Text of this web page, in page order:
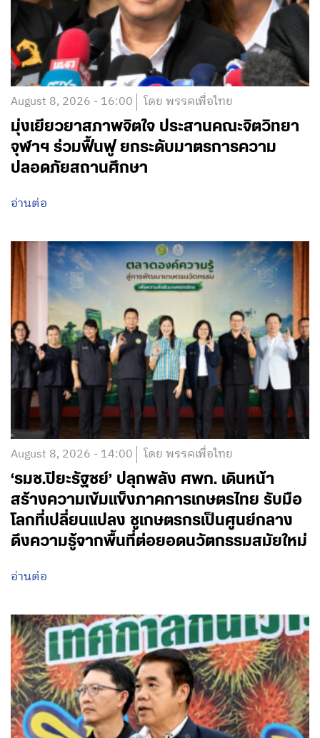
August 8, 2026 - 16:00 โดย พรรคเพื่อไทย
มุ่งเยียวยาสภาพจิตใจ ประสานคณะจิตวิทยา
จุฬาฯ ร่วมฟื้นฟู ยกระดับมาตรการความ
ปลอดภัยสถานศึกษา
อ่านต่อ
August 8, 2026 - 14:00 โดย พรรคเพื่อไทย
‘รมช.ปิยะรัฐชย์’ ปลุกพลัง ศพก. เดินหน้า
สร้างความเข้มแข็งภาคการเกษตรไทย รับมือ
โลกที่เปลี่ยนแปลง ชูเกษตรกรเป็นศูนย์กลาง
ดึงความรู้จากพื้นที่ต่อยอดนวัตกรรมสมัยใหม่
อ่านต่อ